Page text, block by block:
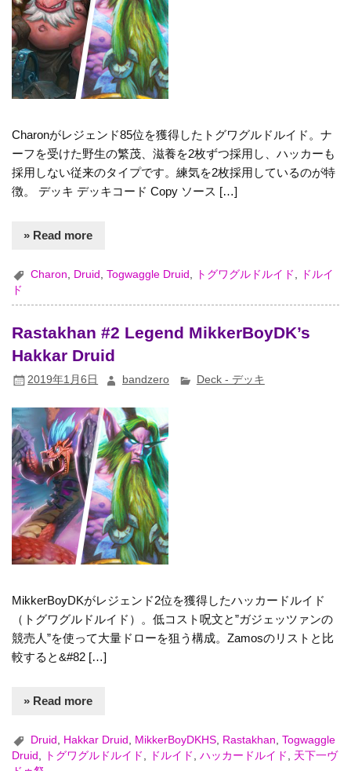
Charonがレジェンド85位を獲得したトグワグルドルイド。ナ
ーフを受けた野生の繁茂、滋養を2枚ずつ採用し、ハッカーも
採用しない従来のタイプです。練気を2枚採用しているのが特
徴。 デッキ デッキコード Copy ソース […]
» Read more
Charon Druid ,Togwaggle Druid トグワグルドルイド
ドルイ
ド
Rastakhan #2 Legend MikkerBoyDK’s
Hakkar Druid
2019年1月6日 bandzero Deck - デッキ
MikkerBoyDKがレジェンド2位を獲得したハッカードルイド
（トグワグルドルイド）。低コスト呪文と”ガジェッツァンの
競売人”を使って大量ドローを狙う構成。Zamosのリストと比
較すると&#82 […]
» Read more
Druid Hakkar Druid MikkerBoyDKHS Rastakhan ,Togwaggle
Druid , トグワグルドルイド , ドルイド ,ハッカードルイド , 天下一ヴ